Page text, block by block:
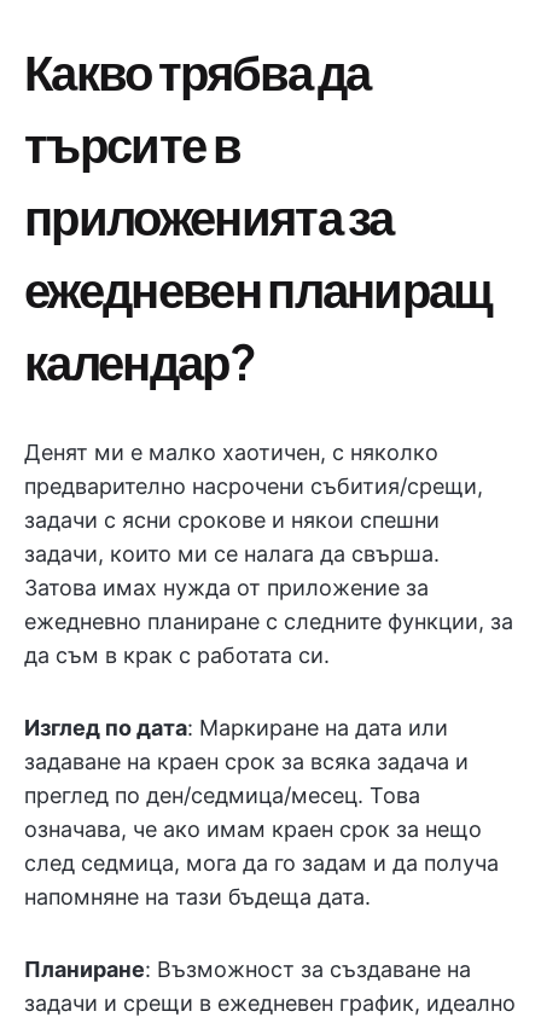
Какво трябва да
търсите в
приложенията за
ежедневен планиращ
календар?
Денят ми е малко хаотичен, с няколко
предварително насрочени събития/срещи,
задачи с ясни срокове и някои спешни
задачи, които ми се налага да свърша.
Затова имах нужда от приложение за
ежедневно планиране с следните функции, за
да съм в крак с работата си.
Изглед по дата: Маркиране на дата или
задаване на краен срок за всяка задача и
преглед по ден/седмица/месец. Това
означава, че ако имам краен срок за нещо
след седмица, мога да го задам и да получа
напомняне на тази бъдеща дата.
Планиране: Възможност за създаване на
задачи и срещи в ежедневен график, идеално